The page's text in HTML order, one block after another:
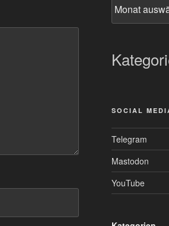
SOCIAL
Telegram
Mastodon
YouTube